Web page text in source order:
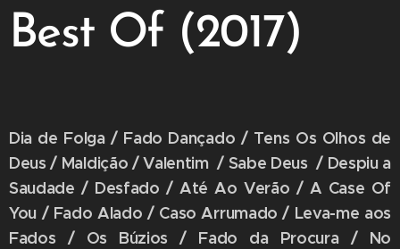
Best Of (2017)
Dia de Folga / Fado Dançado / Tens Os Olhos de
Deus / Maldição / Valentim / Sabe Deus / Despiu a
Saudade / Desfado / Até Ao Verão / A Case Of
You / Fado Alado / Caso Arrumado / Leva-me aos
Fados / Os Búzios / Fado da Procura / No